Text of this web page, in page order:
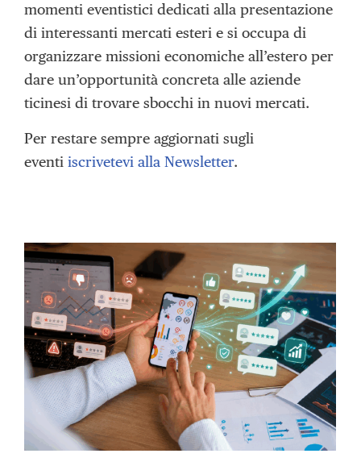
momenti eventistici dedicati alla presentazione
di interessanti mercati esteri e si occupa di
organizzare missioni economiche all’estero per
dare un’opportunità concreta alle aziende
ticinesi di trovare sbocchi in nuovi mercati.
Per restare sempre aggiornati sugli
eventi iscrivetevi alla Newsletter.